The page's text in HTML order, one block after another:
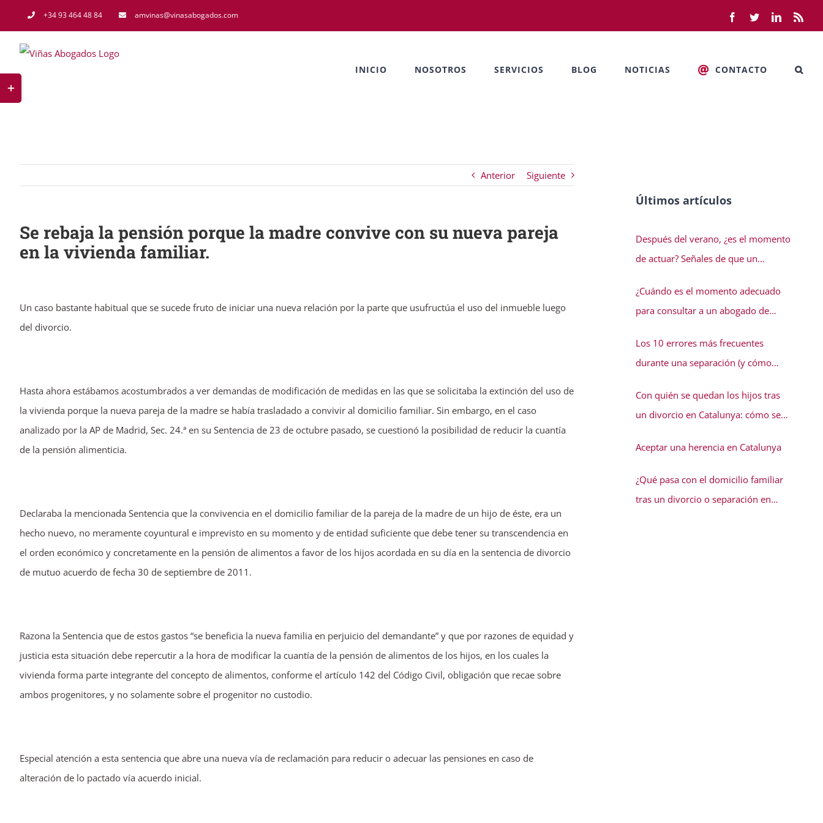
al
contenido
+34 93 464 48 84 amvinas@vinasabogados.com Facebook
TwitterLinkedIn
INICIO NOSOTROS SERVICIOS BLOG NOTICIAS CONTACTO
Anterior Siguiente
Se rebaja la pensión porque la madre convive con su nueva pareja
en la vivienda familiar.
imagen
más
Un caso bastante habitual que se sucede fruto de iniciar una nueva relación por la parte que usufructúa el uso del inmueble luego
del divorcio.
Hasta ahora estábamos acostumbrados a ver demandas de modificación de medidas en las que se solicitaba la extinción del uso de
la vivienda porque la nueva pareja de la madre se había trasladado a convivir al domicilio familiar. Sin embargo, en el caso
analizado por la AP de Madrid, Sec. 24.ª en su Sentencia de 23 de octubre pasado, se cuestionó la posibilidad de reducir la cuantía
de la pensión alimenticia.
Declaraba la mencionada Sentencia que la convivencia en el domicilio familiar de la pareja de la madre de un hijo de éste, era un
hecho nuevo, no meramente coyuntural e imprevisto en su momento y de entidad suficiente que debe tener su transcendencia en
el orden económico y concretamente en la pensión de alimentos a favor de los hijos acordada en su día en la sentencia de divorcio
de mutuo acuerdo de fecha 30 de septiembre de 2011.
Razona la Sentencia que de estos gastos “se beneficia la nueva familia en perjuicio del demandante” y que por razones de equidad y
justicia esta situación debe repercutir a la hora de modificar la cuantía de la pensión de alimentos de los hijos, en los cuales la
vivienda forma parte integrante del concepto de alimentos, conforme el artículo 142 del Código Civil, obligación que recae sobre
ambos progenitores, y no solamente sobre el progenitor no custodio.
Especial atención a esta sentencia que abre una nueva vía de reclamación para reducir o adecuar las pensiones en caso de
alteración de lo pactado vía acuerdo inicial.
Últimos artículos
Después del verano, ¿es el momento
de actuar? Señales de que un
¿Cuándo es el momento adecuado
para consultar a un abogado de
Los 10 errores más frecuentes
durante una separación (y cómo
Con quién se quedan los hijos tras
un divorcio en Catalunya: cómo se
Aceptar una herencia en Catalunya
¿Qué pasa con el domicilio familiar
tras un divorcio o separación en
Toggle
Sliding